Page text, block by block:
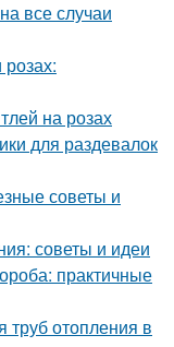
все случаи
розах:
на розах
для раздевалок
советы и
советы и идеи
практичные
отопления в